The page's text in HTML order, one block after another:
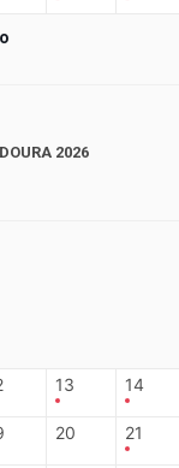
2026
13 14
20 21